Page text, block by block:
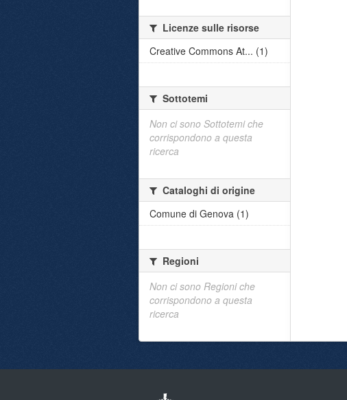
Licenze sulle risorse
Creative Commons At... (1)
Sottotemi
Non ci sono Sottotemi che
corrispondono a questa
ricerca
Cataloghi di origine
Comune di Genova (1)
Regioni
Non ci sono Regioni che
corrispondono a questa
ricerca